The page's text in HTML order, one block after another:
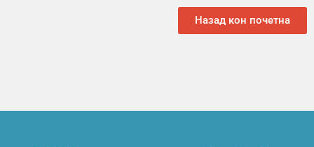
Назад кон почетна